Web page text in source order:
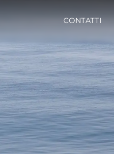
CONTATTI
L'azienda
Brokerage
Charter
News
Eventi